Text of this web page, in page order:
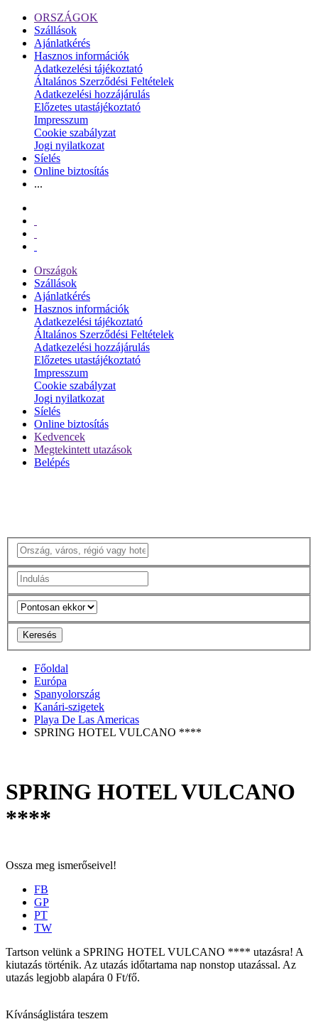
ORSZÁGOK
Szállások
Ajánlatkérés
Hasznos információk
Adatkezelési tájékoztató
Általános Szerződési Feltételek
Adatkezelési hozzájárulás
Előzetes utastájékoztató
Impresszum
Cookie szabályzat
Jogi nyilatkozat
Síelés
Online biztosítás
...
Országok
Szállások
Ajánlatkérés
Hasznos információk
Adatkezelési tájékoztató
Általános Szerződési Feltételek
Adatkezelési hozzájárulás
Előzetes utastájékoztató
Impresszum
Cookie szabályzat
Jogi nyilatkozat
Síelés
Online biztosítás
Kedvencek
Megtekintett utazások
Belépés
Keresés
Főoldal
Európa
Spanyolország
Kanári-szigetek
Playa De Las Americas
SPRING HOTEL VULCANO ****
SPRING HOTEL VULCANO
****
Ossza meg ismerőseivel!
FB
GP
PT
TW
Tartson velünk a SPRING HOTEL VULCANO **** utazásra! A
kiutazás történik. Az utazás időtartama nap nonstop utazással. Az
utazás legjobb alapára 0 Ft/fő.
Kívánságlistára teszem